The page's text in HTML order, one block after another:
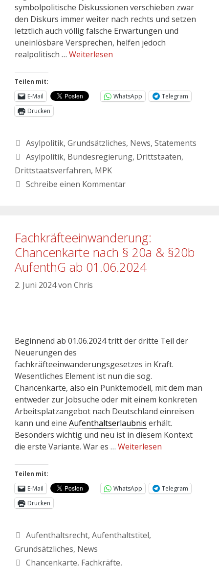
symbolpolitische Diskussionen verschieben zwar
den Diskurs immer weiter nach rechts und setzen
letztlich auch völlig falsche Erwartungen und
uneinlösbare Versprechen, helfen jedoch
realpolitisch … Weiterlesen
Teilen mit:
E-Mail
WhatsApp
Telegram
Drucken
Asylpolitik, Grundsätzliches, News, Statements
Asylpolitik, Bundesregierung, Drittstaaten,
Drittstaatsverfahren, MPK
Schreibe einen Kommentar
Fachkräfteeinwanderung:
Chancenkarte nach § 20a & §20b
AufenthG ab 01.06.2024
2. Juni 2024von Chris
Beginnend ab 01.06.2024 tritt der dritte Teil der
Neuerungen des
fachkräfteeinwanderungsgesetzes in Kraft.
Wesentliches Element ist nun die sog.
Chancenkarte, also ein Punktemodell, mit dem man
entweder zur Jobsuche oder mit einem konkreten
Arbeitsplatzangebot nach Deutschland einreisen
kann und eine Aufenthaltserlaubnis erhält.
Besonders wichtig und neu ist in diesem Kontext
die erste Variante. War es … Weiterlesen
Teilen mit:
E-Mail
WhatsApp
Telegram
Drucken
Aufenthaltsrecht, Aufenthaltstitel,
Grundsätzliches, News
Chancenkarte, Fachkräfte,